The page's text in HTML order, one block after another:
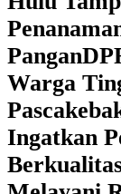
Pangan
Warga
Ingatkan